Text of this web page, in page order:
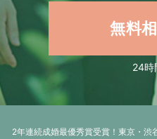
無料
24時
2年連続成婚最優秀賞受賞！ 東京・渋